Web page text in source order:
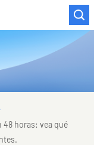
48 horas: vea qué